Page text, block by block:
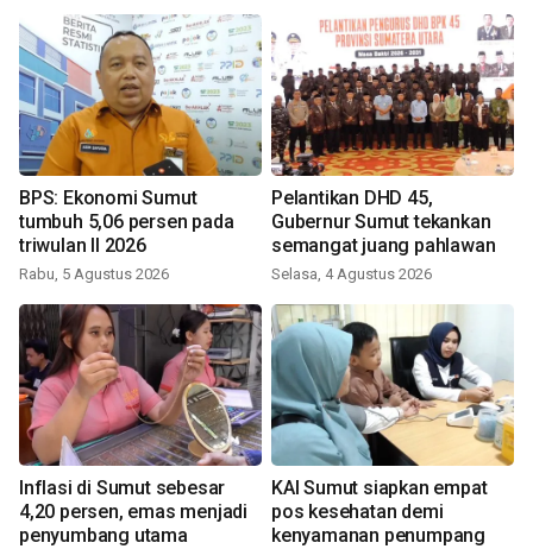
BPS: Ekonomi Sumut
tumbuh 5,06 persen pada
triwulan II 2026
Rabu, 5 Agustus 2026
Pelantikan DHD 45,
Gubernur Sumut tekankan
semangat juang pahlawan
Selasa, 4 Agustus 2026
Inflasi di Sumut sebesar
4,20 persen, emas menjadi
penyumbang utama
KAI Sumut siapkan empat
pos kesehatan demi
kenyamanan penumpang